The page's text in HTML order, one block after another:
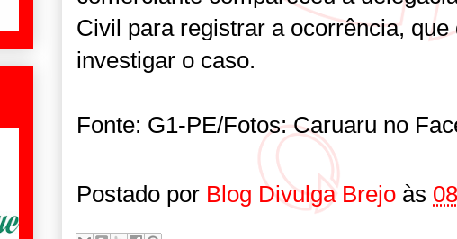
Civil para registrar a ocorrência, que
investigar o caso.
Fonte: G1-PE/Fotos: Caruaru no
Postado por Blog Divulga Brejo às